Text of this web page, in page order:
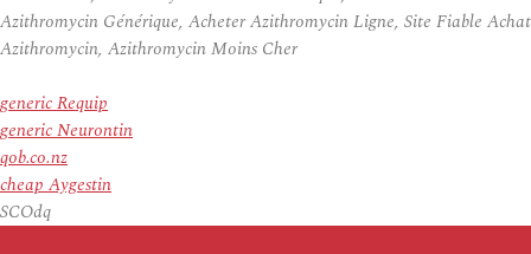
Azithromycin Générique, Acheter Azithromycin Ligne, Site Fiable Achat
Azithromycin, Azithromycin Moins Cher
generic Requip
generic Neurontin
qob.co.nz
cheap Aygestin
SCOdq